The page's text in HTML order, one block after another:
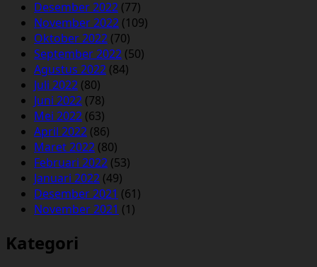
Desember 2022 (77)
November 2022 (109)
Oktober 2022 (70)
September 2022 (50)
Agustus 2022 (84)
Juli 2022 (80)
Juni 2022 (78)
Mei 2022 (63)
April 2022 (86)
Maret 2022 (80)
Februari 2022 (53)
Januari 2022 (49)
Desember 2021 (61)
November 2021 (1)
Kategori